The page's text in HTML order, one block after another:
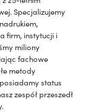
Specjalizujemy
firm, instytucji i
miliony
fachowe
metody
status
zespół przeszedł